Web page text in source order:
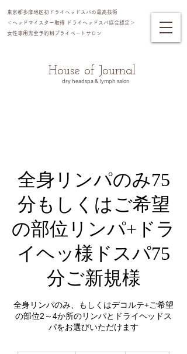
dry headspa & lymph salon
House of Journal
東京都多摩地区初ドライヘッドスパの最高技術
＜ヘッドマイスター​取得 ドライヘッドスパ協会認定＞
女性専用完全予約制プライベートサロン​
全身リンパのみ75
分もしくはご希望
の部位リンパ+ドラ
イヘッ様ドスパ75
分ご新規様
全身リンパのみ、もしくはデコルテ+ご希望
の部位2～4か所のリンパとドライヘッドス
パをお選びいただけます